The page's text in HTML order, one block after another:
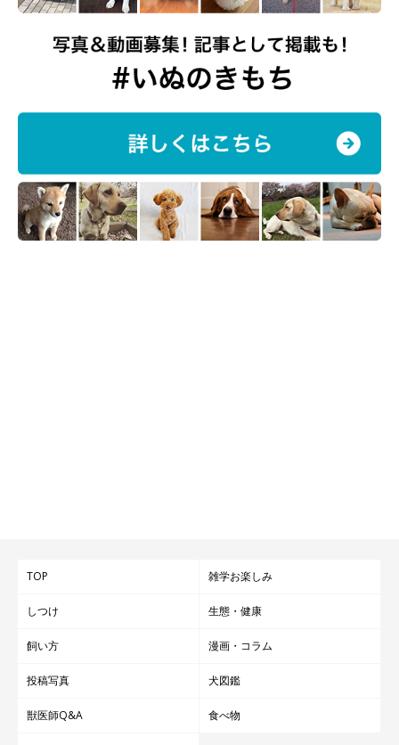
TOP 雑学お楽しみ
しつけ 生態・健康
飼い方 漫画・コラム
投稿写真 犬図鑑
獣医師Q&A 食べ物